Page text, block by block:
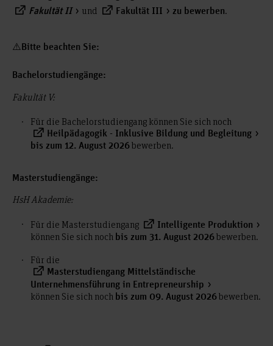
Fakultät II und Fakultät III zu bewerben.
⚠️Bitte beachten Sie:
Bachelorstudiengänge:
Fakultät V:
Für die Bachelorstudiengang können Sie sich noch
Heilpädagogik - Inklusive Bildung und Begleitung
bis zum 12. August 2026bewerben.
Masterstudiengänge:
HsH Akademie:
Für die Masterstudiengang Intelligente Produktion
können Sie sich noch bis zum 31. August 2026bewerben.
Für die
Masterstudiengang Mittelständische
Unternehmensführung in Entrepreneurship
können Sie sich noch bis zum 09. August 2026bewerben.